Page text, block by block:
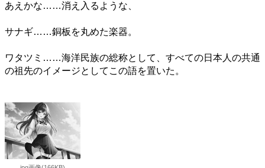
あえかな……消え入るような、
サナギ……銅板を丸めた楽器。
ワタツミ……海洋民族の総称として、すべての日本人の共通
の祖先のイメージとしてこの語を置いた。